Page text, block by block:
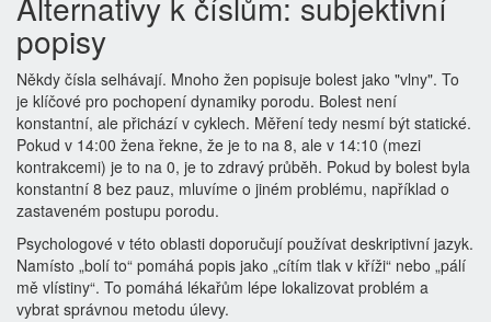
popisy
Někdy čísla selhávají. Mnoho žen popisuje bolest jako "vlny". To
je klíčové pro pochopení dynamiky porodu. Bolest není
konstantní, ale přichází v cyklech. Měření tedy nesmí být statické.
Pokud v 14:00 žena řekne, že je to na 8, ale v 14:10 (mezi
kontrakcemi) je to na 0, je to zdravý průběh. Pokud by bolest byla
konstantní 8 bez pauz, mluvíme o jiném problému, například o
zastaveném postupu porodu.
Psychologové v této oblasti doporučují používat deskriptivní jazyk.
Namísto „bolí to“ pomáhá popis jako „cítím tlak v kříži“ nebo „pálí
mě vlístiny“. To pomáhá lékařům lépe lokalizovat problém a
vybrat správnou metodu úlevy.